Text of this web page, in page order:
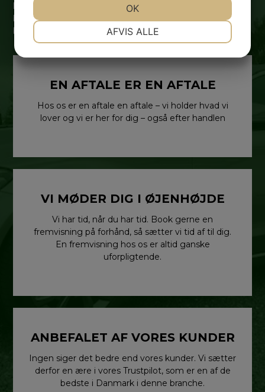
lige så mange forskellige mennesker, som der findes
biler. Det er derfor vigtigt for os, at du får lige netop den
bil, der matcher dig og dine behov allerbedst.
EN AFTALE ER EN AFTALE
Hos os er en aftale en aftale – vi holder hvad vi
lover og vi er her for dig – også efter handlen
VI MØDER DIG I ØJENHØJDE
Vi har tid, når du har tid. Book gerne en
fremvisning på forhånd, så sætter vi tid af til dig.
En fremvisning hos os er altid ganske
uforpligtende.
ANBEFALET AF VORES KUNDER
Ingen siger det bedre end vores kunder. Vi sætter
derfor en ære i vores Trustpilot, som er en af de
bedste i Danmark i denne branche.
AFVIS ALLE
OK